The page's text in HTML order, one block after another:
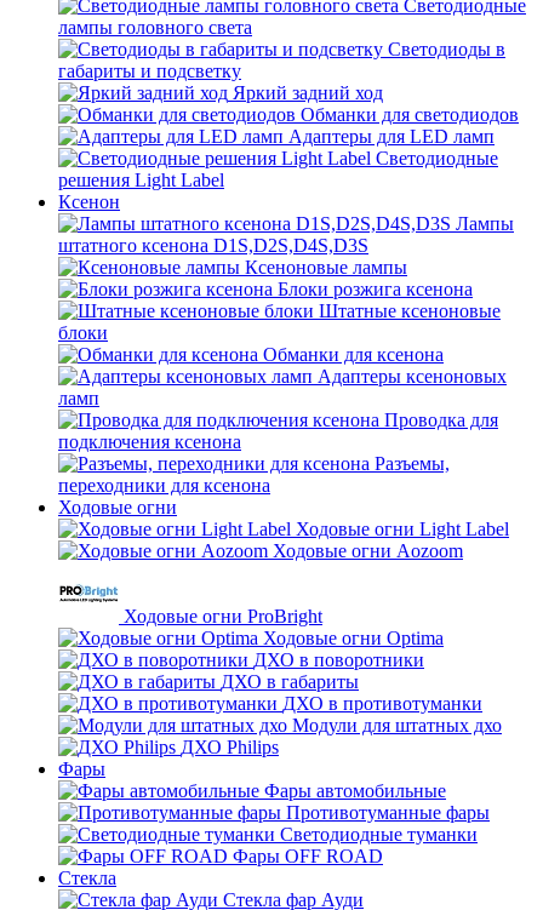
Светодиодные
лампы головного света
Светодиоды в
габариты и подсветку
Яркий задний ход
Обманки для светодиодов
Адаптеры для LED ламп
Светодиодные
решения Light Label
Ксенон
Лампы
штатного ксенона D1S,D2S,D4S,D3S
Ксеноновые лампы
Блоки розжига ксенона
Штатные ксеноновые
блоки
Обманки для ксенона
Адаптеры ксеноновых
ламп
Проводка для
подключения ксенона
Разъемы,
переходники для ксенона
Ходовые огни
Ходовые огни Light Label
Ходовые огни Aozoom
Ходовые огни ProBright
Ходовые огни Optima
ДХО в поворотники
ДХО в габариты
ДХО в противотуманки
Модули для штатных дхо
ДХО Philips
Фары
Фары автомобильные
Противотуманные фары
Светодиодные туманки
Фары OFF ROAD
Стекла
Стекла фар Ауди